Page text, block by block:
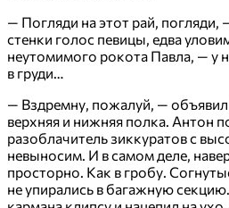
— Погляди на этот рай, погляди,
стенки голос певицы, едва
неутомимого рокота Павла, — у
в груди…
— Вздремну, пожалуй, —
верхняя и нижняя полка. Антон
разоблачитель зиккуратов с
невыносим. И в самом деле,
просторно. Как в гробу.
не упирались в багажную